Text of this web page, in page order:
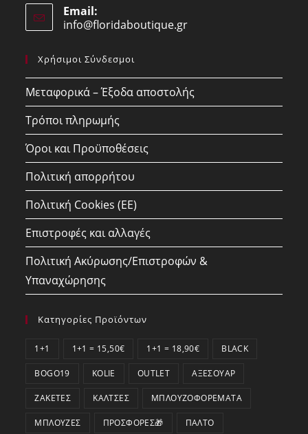
application
in
your
Email:
info@floridaboutique.grOpens
Χρήσιμοι Σύνδεσμοι
Μεταφορικά – Έξοδα αποστολής
Τρόποι πληρωμής
Όροι και Προϋποθέσεις
Πολιτική απορρήτου
Πολιτική Cookies (ΕΕ)
Επιστροφές και αλλαγές
Πολιτική Ακύρωσης/Επιστροφών &
Υπαναχώρησης
Κατηγορίες Προϊόντων
1+1 1+1 = 15,50€ 1+1 = 18,90€ BLACK
BOGO19 KOLIE OUTLET ΑΞΕΣΟΥΆΡ
ΖΑΚΈΤΕΣ ΚΆΛΤΣΕΣ ΜΠΛΟΥΖΟΦΟΡΈΜΑΤΑ
ΜΠΛΟΎΖΕΣ ΠΡΟΣΦΟΡΕΣ🎁 ΠΑΛΤΌ